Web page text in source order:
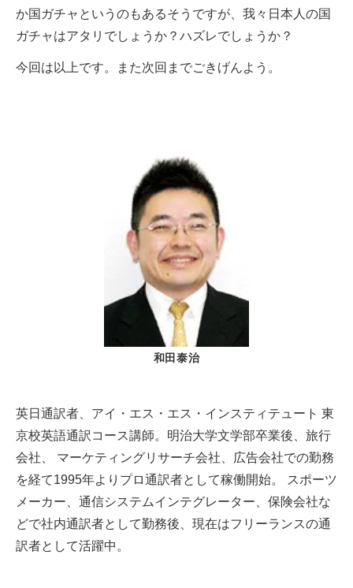
か国ガチャというのもあるそうですが、我々日本人の国
ガチャはアタリでしょうか？ハズレでしょうか？
今回は以上です。また次回までごきげんよう。
和田泰治
英日通訳者、アイ・エス・エス・インスティテュート 東
京校英語通訳コース講師。明治大学文学部卒業後、旅行
会社、 マーケティングリサーチ会社、広告会社での勤務
を経て1995年よりプロ通訳者として稼働開始。 スポーツ
メーカー、通信システムインテグレーター、保険会社な
どで社内通訳者として勤務後、現在はフリーランスの通
訳者として活躍中。